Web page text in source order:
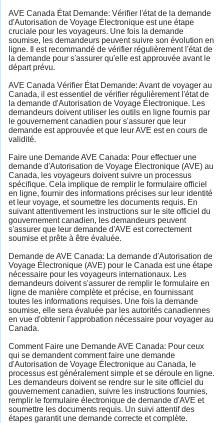
AVE Canada État Demande: Vérifier l'état de la demande
d'Autorisation de Voyage Électronique est une étape
cruciale pour les voyageurs. Une fois la demande
soumise, les demandeurs peuvent suivre son évolution en
ligne. Il est recommandé de vérifier régulièrement l'état de
la demande pour s'assurer qu'elle est approuvée avant le
départ prévu.
AVE Canada Vérifier État Demande: Avant de voyager au
Canada, il est essentiel de vérifier régulièrement l'état de
la demande d'Autorisation de Voyage Électronique. Les
demandeurs doivent utiliser les outils en ligne fournis par
le gouvernement canadien pour s'assurer que leur
demande est approuvée et que leur AVE est en cours de
validité.
Faire une Demande AVE Canada: Pour effectuer une
demande d'Autorisation de Voyage Électronique (AVE) au
Canada, les voyageurs doivent suivre un processus
spécifique. Cela implique de remplir le formulaire officiel
en ligne, fournir des informations précises sur leur identité
et leur voyage, et soumettre les documents requis. En
suivant attentivement les instructions sur le site officiel du
gouvernement canadien, les demandeurs peuvent
s'assurer que leur demande d'AVE est correctement
soumise et prête à être évaluée.
Demande de AVE Canada: La demande d'Autorisation de
Voyage Électronique (AVE) pour le Canada est une étape
nécessaire pour les voyageurs internationaux. Les
demandeurs doivent s'assurer de remplir le formulaire en
ligne de manière complète et précise, en fournissant
toutes les informations requises. Une fois la demande
soumise, elle sera évaluée par les autorités canadiennes
en vue d'obtenir l'approbation nécessaire pour voyager au
Canada.
Comment Faire une Demande AVE Canada: Pour ceux
qui se demandent comment faire une demande
d'Autorisation de Voyage Électronique au Canada, le
processus est généralement simple et se déroule en ligne.
Les demandeurs doivent se rendre sur le site officiel du
gouvernement canadien, suivre les instructions fournies,
remplir le formulaire électronique de demande d'AVE et
soumettre les documents requis. Un suivi attentif des
étapes garantit une demande correcte et complète.